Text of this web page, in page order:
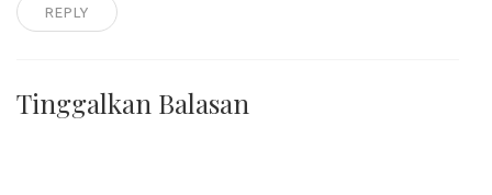
REPLY
Tinggalkan Balasan